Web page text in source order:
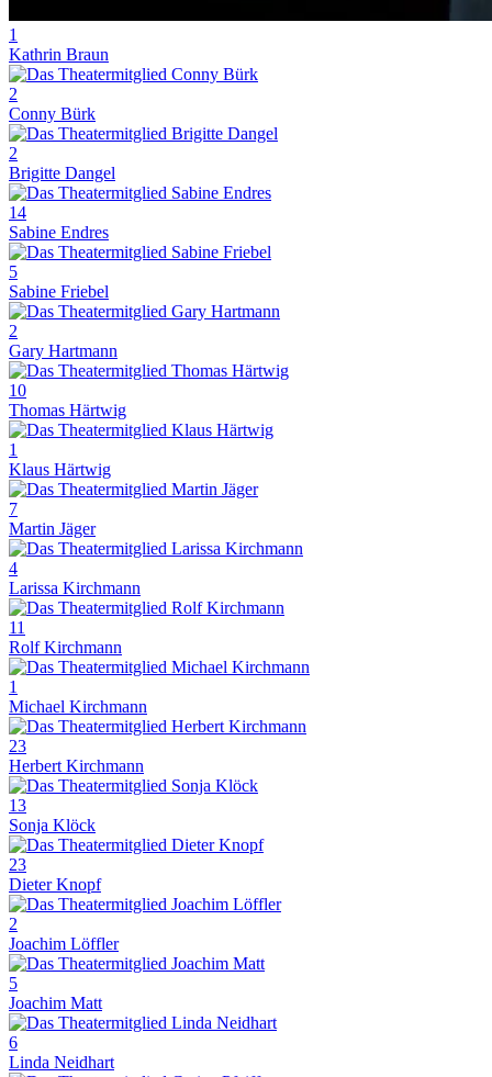
1
Kathrin Braun
2
Conny Bürk
2
Brigitte Dangel
14
Sabine Endres
5
Sabine Friebel
2
Gary Hartmann
10
Thomas Härtwig
1
Klaus Härtwig
7
Martin Jäger
4
Larissa Kirchmann
11
Rolf Kirchmann
1
Michael Kirchmann
23
Herbert Kirchmann
13
Sonja Klöck
23
Dieter Knopf
2
Joachim Löffler
5
Joachim Matt
6
Linda Neidhart